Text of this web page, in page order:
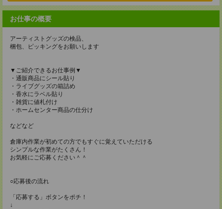
お仕事の概要
アーティストグッズの検品、
梱包、ピッキングをお願いします
▼ご紹介できるお仕事例▼
・通販商品にシール貼り
・ライブグッズの箱詰め
・香水にラベル貼り
・雑貨に値札付け
・ホームセンター商品の仕分け
などなど
倉庫内作業が初めての方でもすぐに覚えていただける
シンプルな作業がたくさん！
お気軽にご応募ください＾＾
○応募後の流れ
「応募する」ボタンをポチ！
↓